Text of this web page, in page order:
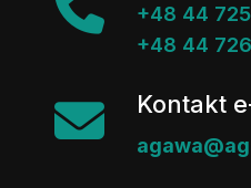
+48 44 725
+48 44
Kontakt